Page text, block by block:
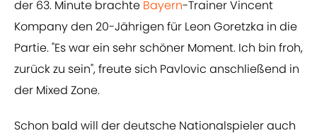
der 63. Minute brachte Bayern-Trainer Vincent
Kompany den 20-Jährigen für Leon Goretzka in die
Partie. "Es war ein sehr schöner Moment. Ich bin froh,
zurück zu sein", freute sich Pavlovic anschließend in
der Mixed Zone.
Schon bald will der deutsche Nationalspieler auch